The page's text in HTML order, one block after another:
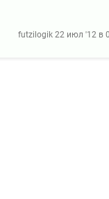
futzilogik 22 июл '12 в